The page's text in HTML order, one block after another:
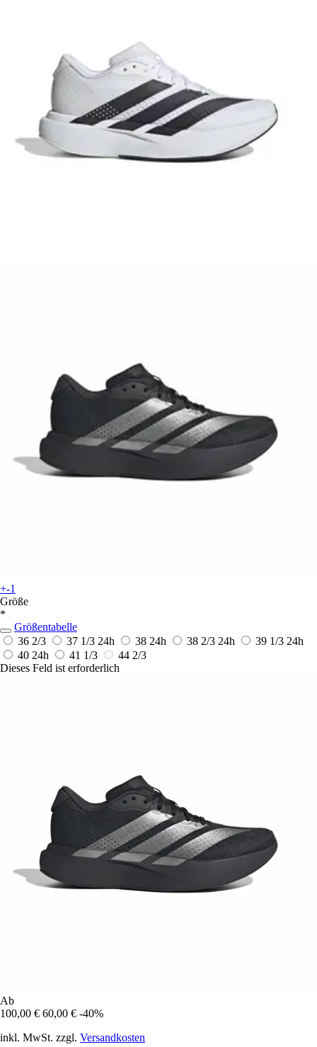
+-1
Größe
*
Größentabelle
36 2/3
37 1/3 24h 38 24h 38 2/3 24h 39 1/3 24h
40 24h 41 1/3
44 2/3
Dieses Feld ist erforderlich
Ab
100,00 € 60,00 € -40%
inkl. MwSt. zzgl. Versandkosten